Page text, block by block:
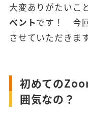
大変ありがたいこ
ベントです！ 今
させていただきます
初めての
囲気なの？